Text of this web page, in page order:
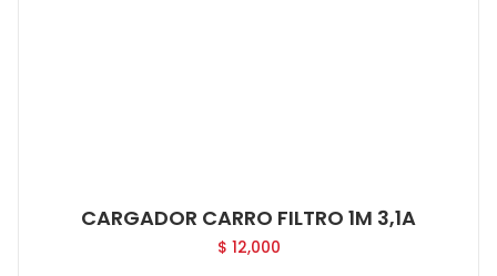
CARGADOR CARRO FILTRO 1M 3,1A
$ 12,000